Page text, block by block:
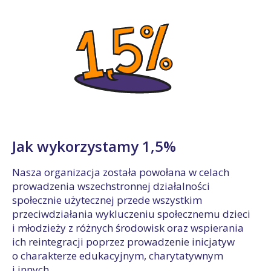
Jak wykorzystamy 1,5%
Nasza organizacja została powołana w celach
prowadzenia wszechstronnej działalności
społecznie użytecznej przede wszystkim
przeciwdziałania wykluczeniu społecznemu dzieci
i młodzieży z różnych środowisk oraz wspierania
ich reintegracji poprzez prowadzenie inicjatyw
o charakterze edukacyjnym, charytatywnym